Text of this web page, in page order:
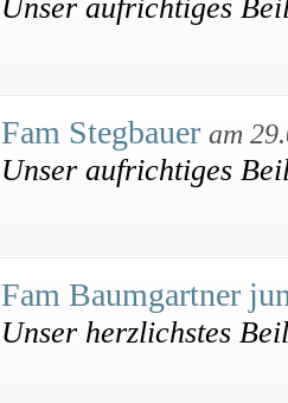
Unser aufrichtiges
Fam Stegbauer am
Unser aufrichtiges
Fam Baumgartner
Unser herzlichstes